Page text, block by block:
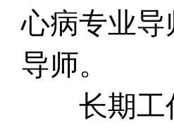
心病专业
导师。
长期工作